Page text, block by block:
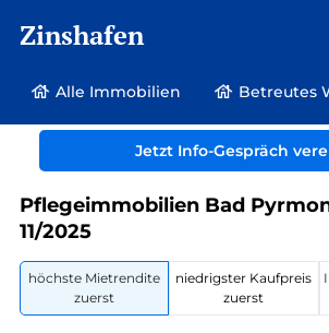
Zinshafen
Alle Immobilien Betreutes
Jetzt Info-Gespräch
Betreutes Wohnen und Pflegeimmobilien
Pflegeimmobilien Bad
11/2025
höchste Mietrendite
zuerst
niedrigster Kaufpreis
zuerst